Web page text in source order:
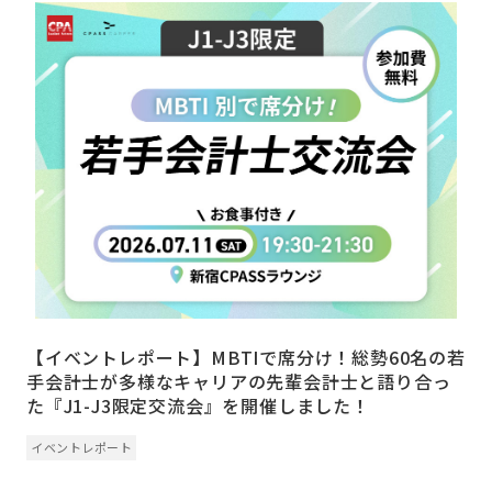
【イベントレポート】MBTIで席分け！総勢60名の若
手会計士が多様なキャリアの先輩会計士と語り合っ
た『J1-J3限定交流会』を開催しました！
イベントレポート